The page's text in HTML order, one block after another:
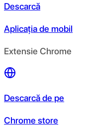
Descarcă
Aplicația de mobil
Extensie Chrome
Descarcă de pe
Chrome store